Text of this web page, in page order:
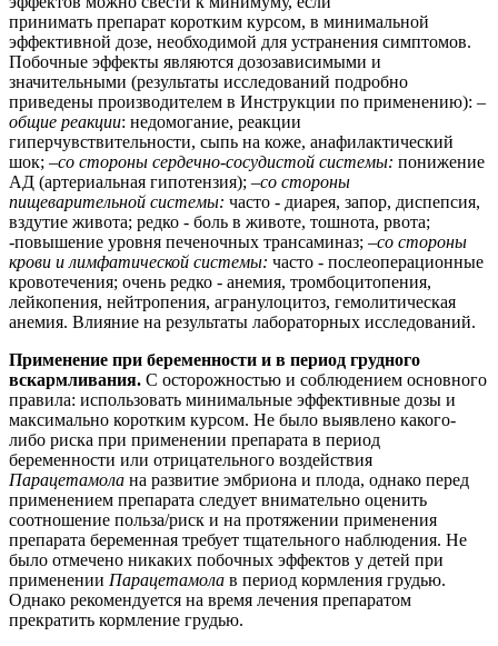
принимать препарат коротким курсом, в минимальной
эффективной дозе, необходимой для устранения симптомов.
Побочные эффекты являются дозозависимыми и
значительными (результаты исследований подробно
приведены производителем в Инструкции по применению): –
общие реакции: недомогание, реакции
гиперчувствительности, сыпь на коже, анафилактический
шок; –со стороны сердечно-сосудистой системы: понижение
АД (артериальная гипотензия); –со стороны
пищеварительной системы: часто - диарея, запор, диспепсия,
вздутие живота; редко - боль в животе, тошнота, рвота;
-повышение уровня печеночных трансаминаз; –со стороны
крови и лимфатической системы: часто - послеоперационные
кровотечения; очень редко - анемия, тромбоцитопения,
лейкопения, нейтропения, агранулоцитоз, гемолитическая
анемия. Влияние на результаты лабораторных исследований.
Применение при беременности и в период грудного
вскармливания. С осторожностью и соблюдением основного
правила: использовать минимальные эффективные дозы и
максимально коротким курсом. Не было выявлено какого-
либо риска при применении препарата в период
беременности или отрицательного воздействия
Парацетамола на развитие эмбриона и плода, однако перед
применением препарата следует внимательно оценить
соотношение польза/риск и на протяжении применения
препарата беременная требует тщательного наблюдения. Не
было отмечено никаких побочных эффектов у детей при
применении Парацетамола в период кормления грудью.
Однако рекомендуется на время лечения препаратом
прекратить кормление грудью.